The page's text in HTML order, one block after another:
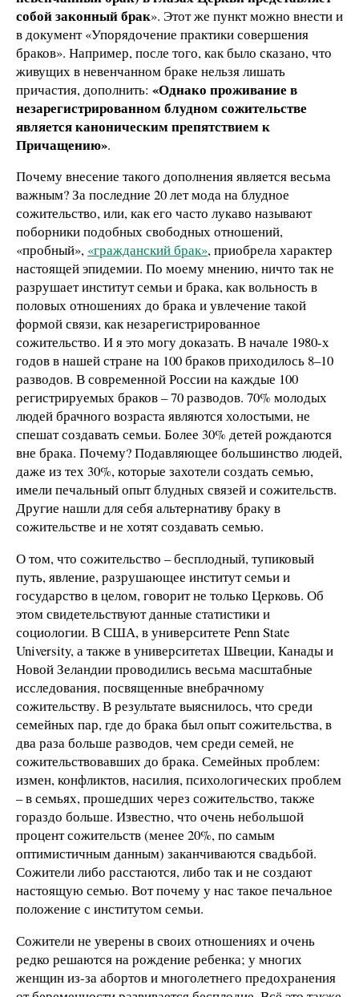
собой законный брак». Этот же пункт можно внести и
в документ «Упорядочение практики совершения
браков». Например, после того, как было сказано, что
живущих в невенчанном браке нельзя лишать
причастия, дополнить: «Однако проживание в
незарегистрированном блудном сожительстве
является каноническим препятствием к
Причащению».
Почему внесение такого дополнения является весьма
важным? За последние 20 лет мода на блудное
сожительство, или, как его часто лукаво называют
поборники подобных свободных отношений,
«пробный», «гражданский брак», приобрела характер
настоящей эпидемии. По моему мнению, ничто так не
разрушает институт семьи и брака, как вольность в
половых отношениях до брака и увлечение такой
формой связи, как незарегистрированное
сожительство. И я это могу доказать. В начале 1980-х
годов в нашей стране на 100 браков приходилось 8–10
разводов. В современной России на каждые 100
регистрируемых браков – 70 разводов. 70% молодых
людей брачного возраста являются холостыми, не
спешат создавать семьи. Более 30% детей рождаются
вне брака. Почему? Подавляющее большинство людей,
даже из тех 30%, которые захотели создать семью,
имели печальный опыт блудных связей и сожительств.
Другие нашли для себя альтернативу браку в
сожительстве и не хотят создавать семью.
О том, что сожительство – бесплодный, тупиковый
путь, явление, разрушающее институт семьи и
государство в целом, говорит не только Церковь. Об
этом свидетельствуют данные статистики и
социологии. В США, в университете Penn State
University, а также в университетах Швеции, Канады и
Новой Зеландии проводились весьма масштабные
исследования, посвященные внебрачному
сожительству. В результате выяснилось, что среди
семейных пар, где до брака был опыт сожительства, в
два раза больше разводов, чем среди семей, не
сожительствовавших до брака. Семейных проблем:
измен, конфликтов, насилия, психологических проблем
– в семьях, прошедших через сожительство, также
гораздо больше. Известно, что очень небольшой
процент сожительств (менее 20%, по самым
оптимистичным данным) заканчиваются свадьбой.
Сожители либо расстаются, либо так и не создают
настоящую семью. Вот почему у нас такое печальное
положение с институтом семьи.
Сожители не уверены в своих отношениях и очень
редко решаются на рождение ребенка; у многих
женщин из-за абортов и многолетнего предохранения